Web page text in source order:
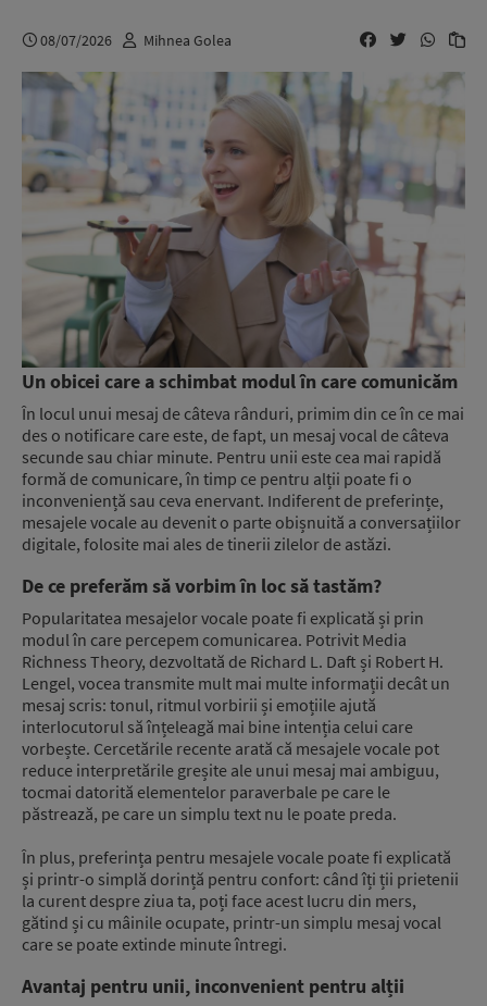
08/07/2026 Mihnea Golea
Un obicei care a schimbat modul în care comunicăm
În locul unui mesaj de câteva rânduri, primim din ce în ce mai
des o notificare care este, de fapt, un mesaj vocal de câteva
secunde sau chiar minute. Pentru unii este cea mai rapidă
formă de comunicare, în timp ce pentru alții poate fi o
inconveniență sau ceva enervant. Indiferent de preferințe,
mesajele vocale au devenit o parte obișnuită a conversațiilor
digitale, folosite mai ales de tinerii zilelor de astăzi.
De ce preferăm să vorbim în loc să tastăm?
Popularitatea mesajelor vocale poate fi explicată și prin
modul în care percepem comunicarea. Potrivit Media
Richness Theory, dezvoltată de Richard L. Daft și Robert H.
Lengel, vocea transmite mult mai multe informații decât un
mesaj scris: tonul, ritmul vorbirii și emoțiile ajută
interlocutorul să înțeleagă mai bine intenția celui care
vorbește. Cercetările recente arată că mesajele vocale pot
reduce interpretările greșite ale unui mesaj mai ambiguu,
tocmai datorită elementelor paraverbale pe care le
păstrează, pe care un simplu text nu le poate preda.
În plus, preferința pentru mesajele vocale poate fi explicată
și printr-o simplă dorință pentru confort: când îți ții prietenii
la curent despre ziua ta, poți face acest lucru din mers,
gătind și cu mâinile ocupate, printr-un simplu mesaj vocal
care se poate extinde minute întregi.
Avantaj pentru unii, inconvenient pentru alții